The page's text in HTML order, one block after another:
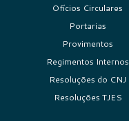
Ofícios Circulares
Portarias
Provimentos
Regimentos Internos
Resoluções do CNJ
Resoluções TJES